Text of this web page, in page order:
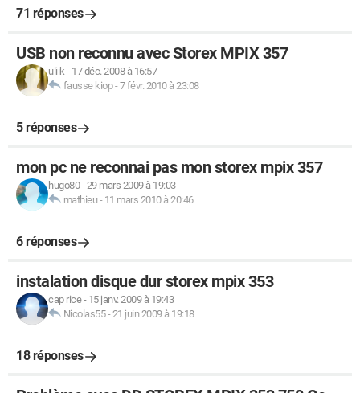
71 réponses
USB non reconnu avec Storex MPIX 357
uliik- 17 déc. 2008 à 16:57
fausse kiop-7 févr. 2010 à 23:08
5 réponses
mon pc ne reconnai pas mon storex mpix 357
hugo80-29 mars 2009 à 19:03
mathieu- 11 mars 2010 à 20:46
6 réponses
instalation disque dur storex mpix 353
cap rice- 15 janv. 2009 à 19:43
Nicolas55-21 juin 2009 à 19:18
18 réponses